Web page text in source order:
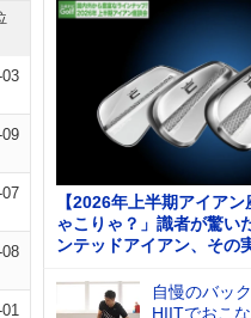
【2026年上半期アイア
ゃこりゃ？」識者が驚い
ンテッドアイアン、その
自慢のバッ
HIITでおこ